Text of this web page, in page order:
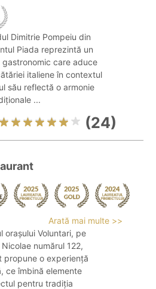
Dimitrie Pompeiu din
Piada reprezintă un
care aduce
italiene în contextul
său reflectă o armonie
...
(24)
Arată mai multe >>
orașului Voluntari, pe
numărul 122,
propune o experiență
ce îmbină elemente
pentru tradiția